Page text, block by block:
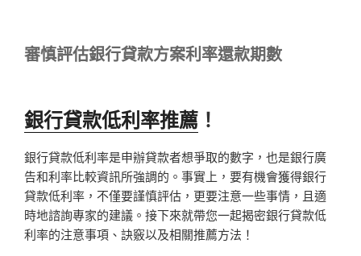
審慎評估銀行貸款方案利率還款期數
銀行貸款低利率推薦 ！
銀行貸款低利率是申辦貸款者想爭取的數字，也是銀行廣
告和利率比較資訊所強調的。事實上，要有機會獲得銀行
貸款低利率，不僅要謹慎評估，更要注意一些事情，且適
時地諮詢專家的建議。接下來就帶您一起揭密銀行貸款低
利率的注意事項、訣竅以及相關推薦方法！